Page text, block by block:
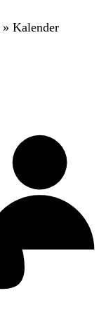
» Kalender